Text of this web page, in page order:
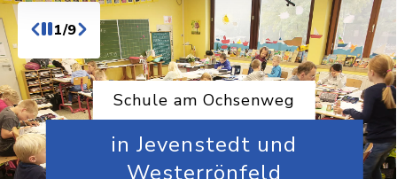
Schule am Ochsenweg
in Jevenstedt und
Westerrönfeld
1/9